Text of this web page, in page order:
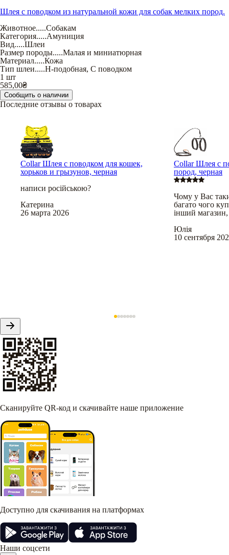
Шлея с поводком из натуральной кожи для собак мелких пород.
Животное.....Собакам
Категория.....Амуниция
Вид.....Шлеи
Размер породы.....Малая и миниатюрная
Материал.....Кожа
Тип шлеи.....Н-подобная, С поводком
1 шт
585,00₴
Сообщить о наличии
Последние отзывы о товарах
Collar Шлея с поводком для кошек,
хорьков и грызунов, черная
написи російською?
Катерина
26 марта 2026
Collar Шлея с
пород, черная
Чому у Вас
багато чого
інший
Юлія
10 сентября
Сканируйте QR-код и скачивайте наше приложение
Доступно для скачивания на платформах
Наши соцсети